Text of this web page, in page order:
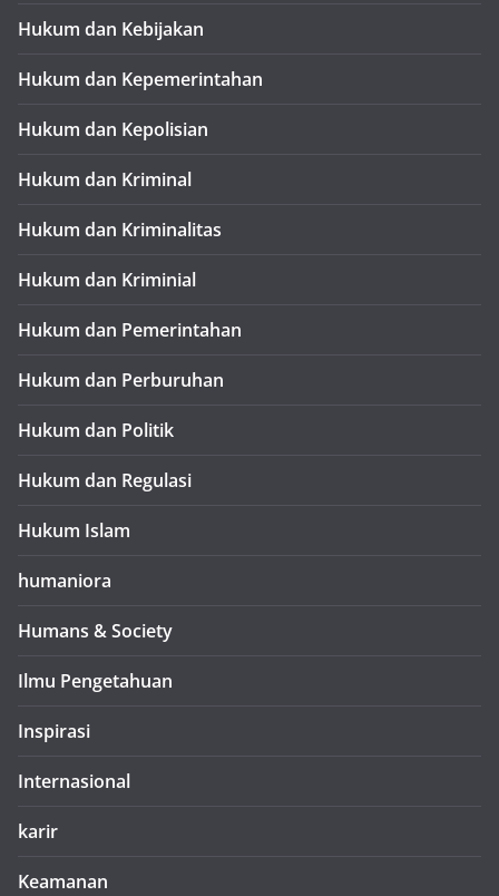
Hukum dan Kebijakan
Hukum dan Kepemerintahan
Hukum dan Kepolisian
Hukum dan Kriminal
Hukum dan Kriminalitas
Hukum dan Kriminial
Hukum dan Pemerintahan
Hukum dan Perburuhan
Hukum dan Politik
Hukum dan Regulasi
Hukum Islam
humaniora
Humans & Society
Ilmu Pengetahuan
Inspirasi
Internasional
karir
Keamanan